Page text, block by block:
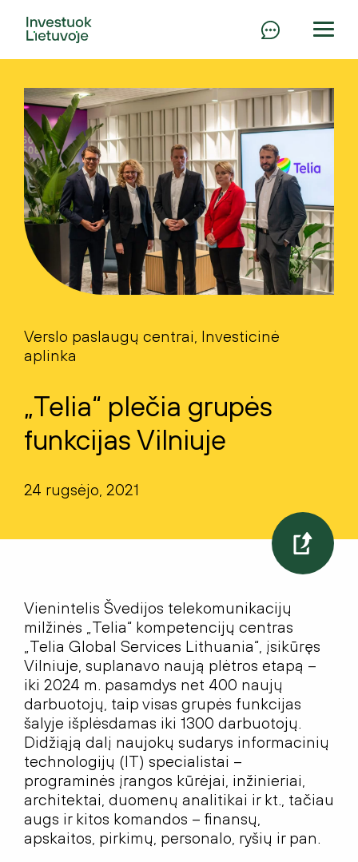
Verslo paslaugų centrai, Investicinė
aplinka
„Telia“ plečia grupės
funkcijas Vilniuje
24 rugsėjo, 2021
Vienintelis Švedijos telekomunikacijų
milžinės „Telia“ kompetencijų centras
„Telia Global Services Lithuania“, įsikūręs
Vilniuje, suplanavo naują plėtros etapą –
iki 2024 m. pasamdys net 400 naujų
darbuotojų, taip visas grupės funkcijas
šalyje išplėsdamas iki 1300 darbuotojų.
Didžiąją dalį naujokų sudarys informacinių
technologijų (IT) specialistai –
programinės įrangos kūrėjai, inžinieriai,
architektai, duomenų analitikai ir kt., tačiau
augs ir kitos komandos – finansų,
apskaitos, pirkimų, personalo, ryšių ir pan.